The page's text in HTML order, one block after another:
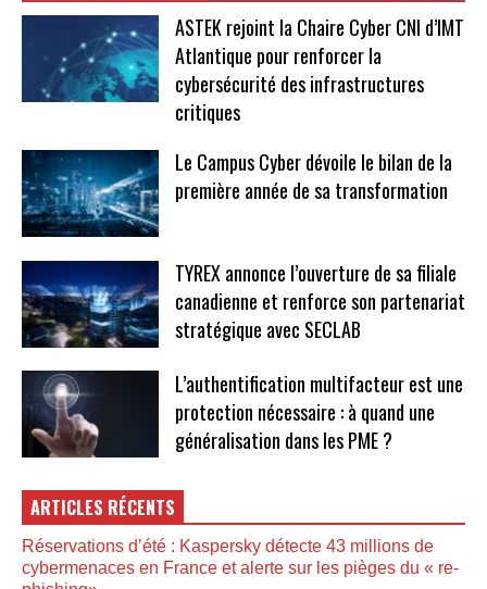
ASTEK rejoint la Chaire Cyber CNI d’IMT
Atlantique pour renforcer la
cybersécurité des infrastructures
critiques
Le Campus Cyber dévoile le bilan de la
première année de sa transformation
TYREX annonce l’ouverture de sa filiale
canadienne et renforce son partenariat
stratégique avec SECLAB
L’authentification multifacteur est une
protection nécessaire : à quand une
généralisation dans les PME ?
ARTICLES RÉCENTS
Réservations d’été : Kaspersky détecte 43 millions de
cybermenaces en France et alerte sur les pièges du « re-